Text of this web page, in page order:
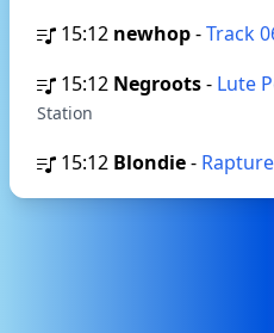
15:12 newhop-Track
15:12 Negroots- Lute
Station
15:12 Blondie- Rapture